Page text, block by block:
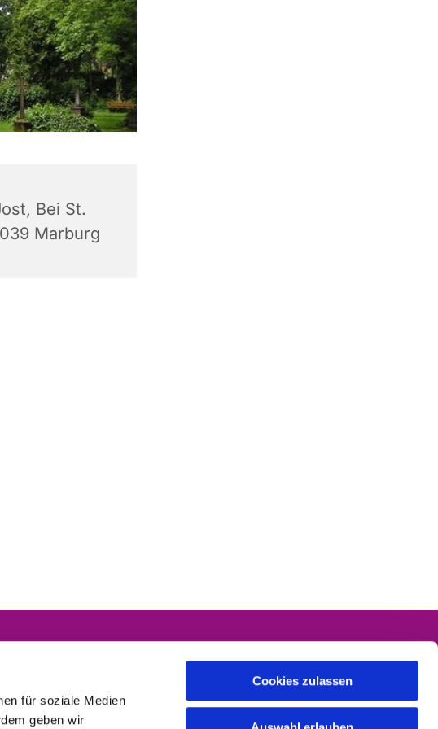
für soziale Medien
geben wir
Cookies zulassen
Bei St.
Marburg